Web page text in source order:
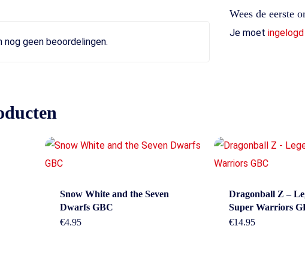
nog geen beoordelingen.
Wees de eerste
Je moet
Snow White and the Seven
Dwarfs GBC
€4.95
Dragonball Z –
Super Warriors
€14.95
Contact
Beleid